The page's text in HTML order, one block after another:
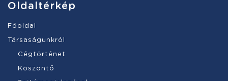
Oldaltérkép
Főoldal
Társaságunkról
Cégtörténet
Köszöntő